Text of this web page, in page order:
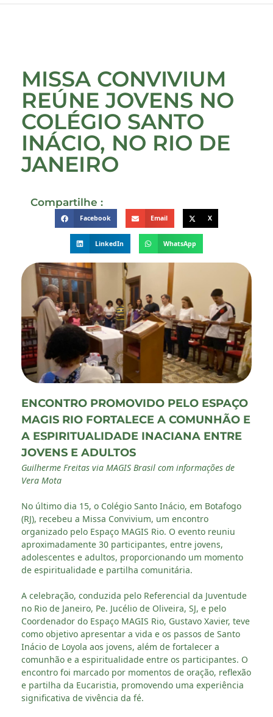
MISSA CONVIVIUM
REÚNE JOVENS NO
COLÉGIO SANTO
INÁCIO, NO RIO DE
JANEIRO
Compartilhe :
Facebook Email X
LinkedIn WhatsApp
ENCONTRO PROMOVIDO PELO ESPAÇO
MAGIS RIO FORTALECE A COMUNHÃO E
A ESPIRITUALIDADE INACIANA ENTRE
JOVENS E ADULTOS
Guilherme Freitas via MAGIS Brasil com informações de
Vera Mota
No último dia 15, o Colégio Santo Inácio, em Botafogo
(RJ), recebeu a Missa Convivium, um encontro
organizado pelo Espaço MAGIS Rio. O evento reuniu
aproximadamente 30 participantes, entre jovens,
adolescentes e adultos, proporcionando um momento
de espiritualidade e partilha comunitária.
A celebração, conduzida pelo Referencial da Juventude
no Rio de Janeiro, Pe. Jucélio de Oliveira, SJ, e pelo
Coordenador do Espaço MAGIS Rio, Gustavo Xavier, teve
como objetivo apresentar a vida e os passos de Santo
Inácio de Loyola aos jovens, além de fortalecer a
comunhão e a espiritualidade entre os participantes. O
encontro foi marcado por momentos de oração, reflexão
e partilha da Eucaristia, promovendo uma experiência
significativa de vivência da fé.